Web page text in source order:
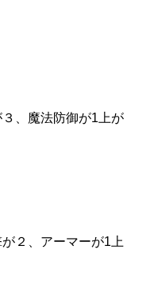
、魔法防御が1上が
２、アーマーが1上